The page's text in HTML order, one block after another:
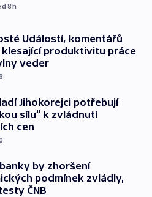
8h
Událostí, komentářů
klesající produktivitu práce
veder
Jihokorejci potřebují
sílu“ k zvládnutí
cen
by zhoršení
podmínek zvládly,
ČNB